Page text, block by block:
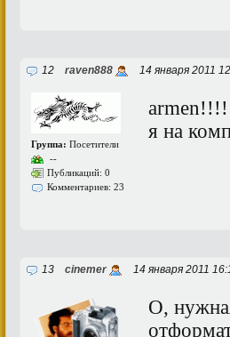
12 raven888 14 января 2011
Группа: Посетители
--
Публикаций: 0
Комментариев: 23
я на
13 cinemer 14 января 2011
О,